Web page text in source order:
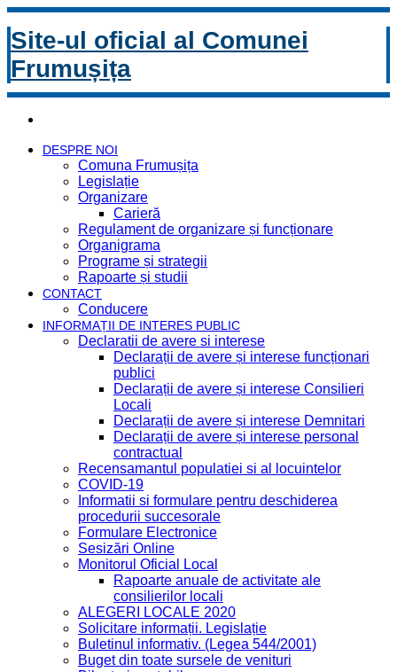
Site-ul oficial al Comunei
Frumușița
DESPRE NOI
Comuna Frumușița
Legislație
Organizare
Carieră
Regulament de organizare și funcționare
Organigrama
Programe și strategii
Rapoarte și studii
CONTACT
Conducere
INFORMAȚII DE INTERES PUBLIC
Declaratii de avere si interese
Declarații de avere și interese funcționari
publici
Declarații de avere și interese Consilieri
Locali
Declarații de avere și interese Demnitari
Declarații de avere și interese personal
contractual
Recensamantul populatiei si al locuintelor
COVID-19
Informatii si formulare pentru deschiderea
procedurii succesorale
Formulare Electronice
Sesizări Online
Monitorul Oficial Local
Rapoarte anuale de activitate ale
consilierilor locali
ALEGERI LOCALE 2020
Solicitare informații. Legislație
Buletinul informativ. (Legea 544/2001)
Buget din toate sursele de venituri